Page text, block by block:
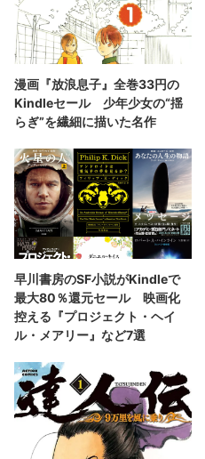
漫画『放浪息子』全巻33円の
Kindleセール 少年少女の“揺
らぎ”を繊細に描いた名作
早川書房のSF小説がKindleで
最大80％還元セール 映画化
控える『プロジェクト・ヘイ
ル・メアリー』など7選